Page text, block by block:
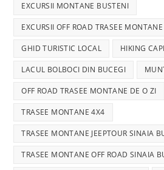
EXCURSII MONTANE BUSTENI
EXCURSII OFF ROAD TRASEE MONTANE
GHID TURISTIC LOCAL HIKING
LACUL BOLBOCI DIN BUCEGI
OFF ROAD TRASEE MONTANE DE O ZI
TRASEE MONTANE 4X4
TRASEE MONTANE JEEPTOUR SINAIA
TRASEE MONTANE OFF ROAD SINAIA